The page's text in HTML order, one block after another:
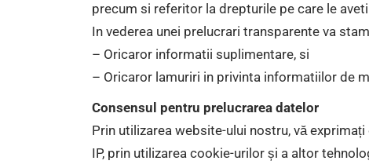
precum si referitor la drepturile pe care le
In vederea unei prelucrari transparente va
– Oricaror informatii suplimentare, si
– Oricaror lamuriri in privinta informatiilor de
Consensul pentru prelucrarea datelor
Prin utilizarea website-ului nostru, vă
IP, prin utilizarea cookie-urilor și a altor